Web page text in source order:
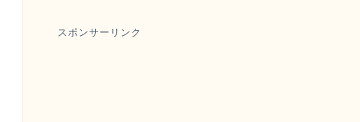
スポンサーリンク